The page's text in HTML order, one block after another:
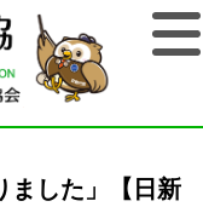
ました」【日新